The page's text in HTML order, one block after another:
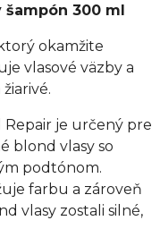
šampón 300 ml
okamžite
vlasové väzby a
Repair je určený pre
blond vlasy so
podtónom.
farbu a zároveň
vlasy zostali silné,